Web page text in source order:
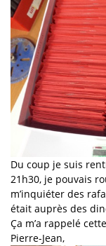
Du coup je suis
21h30, je pouvais
m’inquiéter des
était auprès des
Ça m’a rappelé
Pierre-Jean,